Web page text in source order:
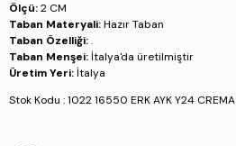
Ölçü:2 CM
Taban Materyali:Hazır Taban
Taban Özelliği:.
Taban Menşei: İtalya'da üretilmiştir
Üretim Yeri: İtalya
Stok Kodu : 1022 16550 ERK AYK Y24 CREMA